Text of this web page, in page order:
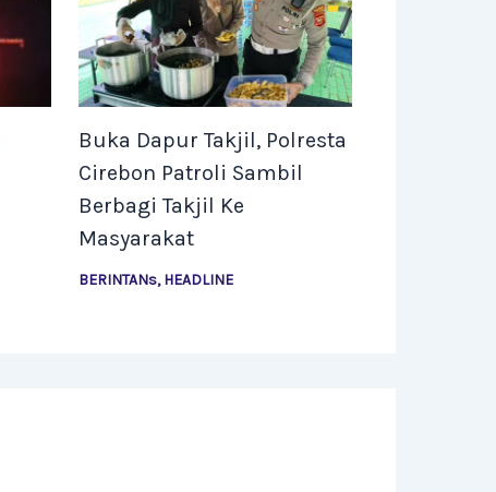
Buka Dapur Takjil, Polresta
Cirebon Patroli Sambil
Berbagi Takjil Ke
Masyarakat
BERINTANs,HEADLINE